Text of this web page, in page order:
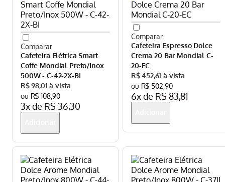
Cafeteira Elétrica Smart
Coffe Mondial Preto/Inox
500W - C-42-2X-BI
R$ 98,01
R$ 108,90
3x de R$ 36,30
Cafeteira Espresso Dolce
Crema 20 Bar Mondial C-
20-EC
R$ 452,61
R$ 502,90
6x de R$ 83,81